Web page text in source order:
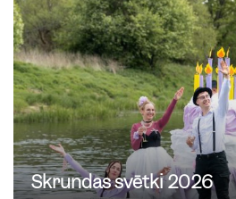
Skrundas svētki 2026